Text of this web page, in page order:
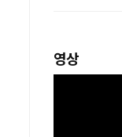
영상